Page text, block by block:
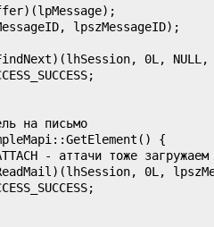
lpszMessageID);
0L,
на письмо
{
- аттачи тоже загружаем
0L,